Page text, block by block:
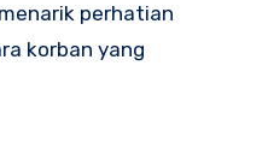
perhatian
korban yang